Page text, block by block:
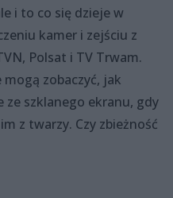
i to co się dzieje w
kamer i zejściu z
Polsat i TV Trwam.
zobaczyć, jak
ze szklanego ekranu, gdy
z twarzy. Czy zbieżność